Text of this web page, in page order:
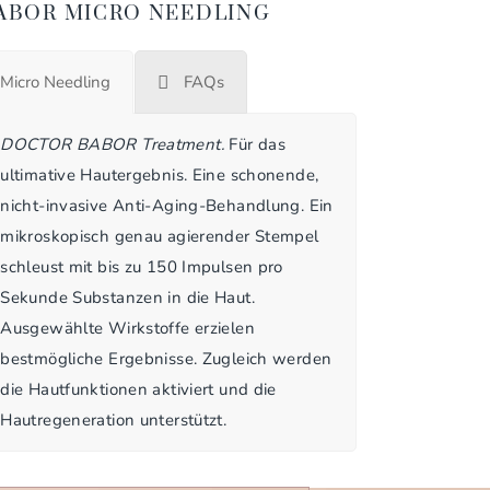
MICRO NEEDLING
Micro Needling FAQs
DOCTOR BABOR Treatment.Für das
ultimative Hautergebnis. Eine schonende,
nicht-invasive Anti-Aging-Behandlung. Ein
mikroskopisch genau agierender Stempel
schleust mit bis zu 150 Impulsen pro
Sekunde Substanzen in die Haut.
Ausgewählte Wirkstoffe erzielen
bestmögliche Ergebnisse. Zugleich werden
die Hautfunktionen aktiviert und die
Hautregeneration unterstützt.